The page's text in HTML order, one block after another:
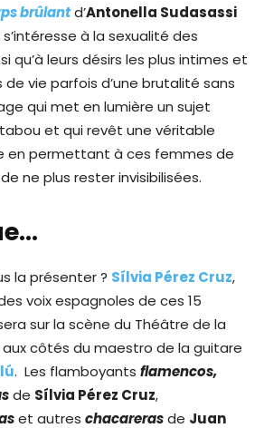
brûlantd’Antonella Sudasassi
à la sexualité des
qu’à leurs désirs les plus intimes et
de vie parfois d’une brutalité sans
qui met en lumière un sujet
et qui revêt une véritable
en permettant à ces femmes de
ne plus rester invisibilisées.
la présenter ? Sílvia Pérez Cruz,
voix espagnoles de ces 15
sur la scène du Théâtre de la
aux côtés du maestro de la guitare
. Les flamboyants flamencos,
de Sílvia Pérez Cruz,
et autres chacarerasde Juan